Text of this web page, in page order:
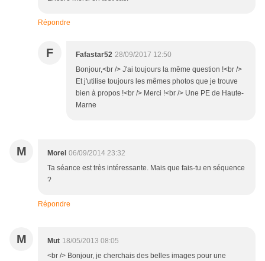
Répondre
F Fafastar52 28/09/2017 12:50
Bonjour,<br /> J'ai toujours la même question !<br />
Et j'utilise toujours les mêmes photos que je trouve
bien à propos !<br /> Merci !<br /> Une PE de Haute-
Marne
M Morel 06/09/2014 23:32
Ta séance est très intéressante. Mais que fais-tu en séquence
?
Répondre
M Mut 18/05/2013 08:05
<br /> Bonjour, je cherchais des belles images pour une